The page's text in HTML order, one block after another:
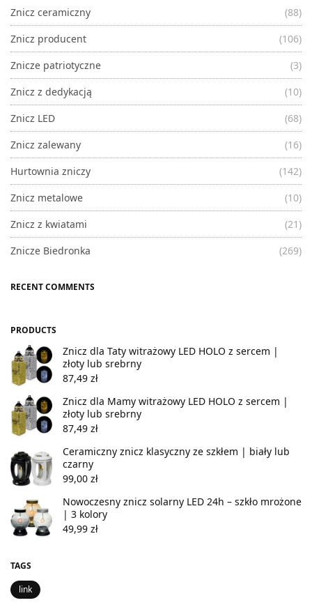
Znicz ceramiczny
(88)
Znicz producent
(106)
Znicze patriotyczne
(3)
Znicz z dedykacją
(10)
Znicz LED
(68)
Znicz zalewany
(16)
Hurtownia zniczy
(142)
Znicz metalowe
(10)
Znicz z kwiatami
(21)
Znicze Biedronka
(269)
RECENT COMMENTS
PRODUCTS
Znicz dla Taty witrażowy LED HOLO z sercem |
złoty lub srebrny
87,49 zł
Znicz dla Mamy witrażowy LED HOLO z sercem |
złoty lub srebrny
87,49 zł
Ceramiczny znicz klasyczny ze szkłem | biały lub
czarny
99,00 zł
Nowoczesny znicz solarny LED 24h – szkło mrożone
| 3 kolory
49,99 zł
TAGS
link